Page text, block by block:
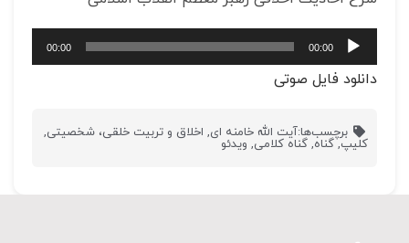
پخش‌کننده
صوت
00:00
00:00
دانلود فایل صوتی
برچسب‌ها:آیت الله خامنه ای, اخلاق و تربیت خلقی، شخصیتی,
کلیپ,گناه, گناه کلامی, ویدئو